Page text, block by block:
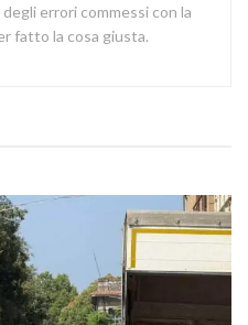
errori commessi con la
fatto la cosa giusta.